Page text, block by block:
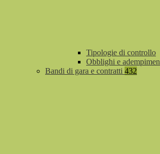
Tipologie di controllo
Obblighi e
Bandi di gara e contratti 432